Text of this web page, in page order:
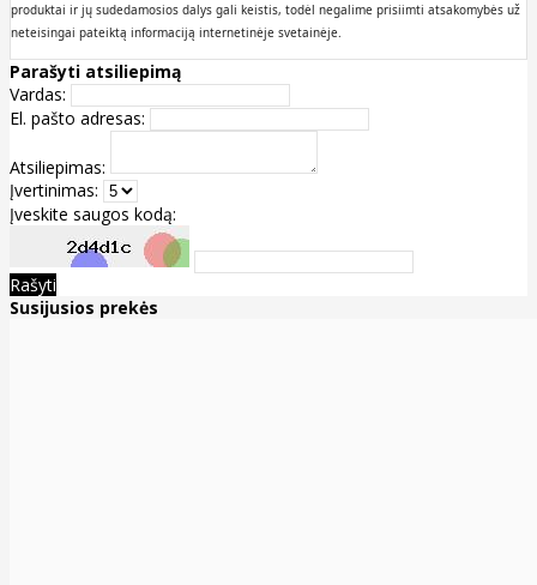
produktai ir jų sudedamosios dalys gali keistis, todėl negalime prisiimti atsakomybės už
neteisingai pateiktą informaciją internetinėje svetainėje.
Parašyti atsiliepimą
Vardas:
El. pašto adresas:
Atsiliepimas:
Įvertinimas:
Įveskite saugos kodą:
Rašyti
Susijusios prekės